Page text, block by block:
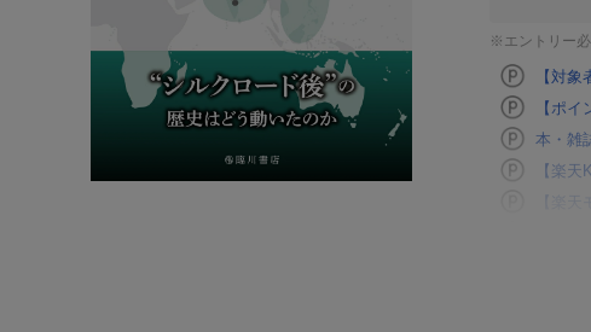
※エントリー必
【対
【ポ
本・雑
【楽
【楽